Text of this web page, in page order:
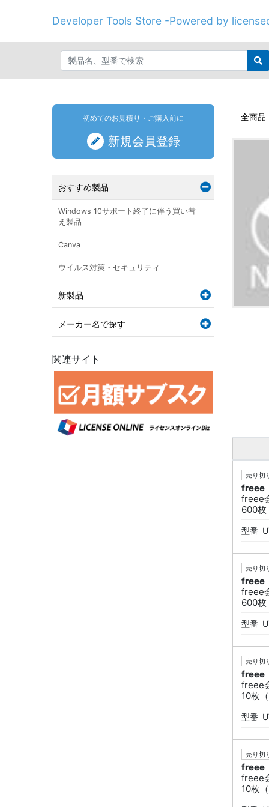
Developer Tools Store -Powered by
全商品
売り切
freee
freee
600枚
型番
売り切
freee
freee
600枚
型番
売り切
freee
freee
10枚
型番
売り切
freee
freee
10枚
初めてのお見積り・ご購入前に
新規会員登録
おすすめ製品
Windows 10サポート終了に伴う買い替
え製品
Canva
ウイルス対策・セキュリティ
新製品
メーカー名で探す
関連サイト